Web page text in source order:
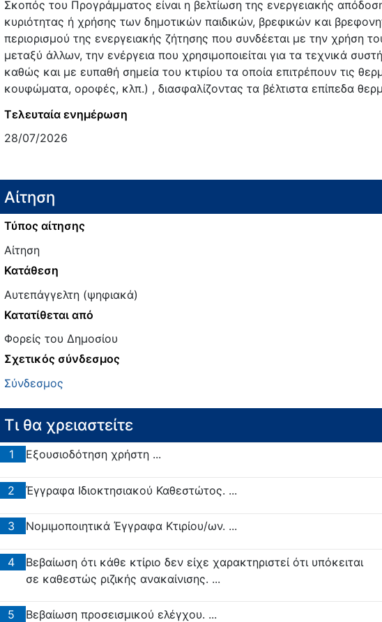
Σκοπός του Προγράμματος είναι η βελτίωση της ενεργειακής
κυριότητας ή χρήσης των δημοτικών παιδικών, βρεφικών και
περιορισμού της ενεργειακής ζήτησης που συνδέεται με την χρήση
μεταξύ άλλων, την ενέργεια που χρησιμοποιείται για τα τεχνικά
καθώς και με ευπαθή σημεία του κτιρίου τα οποία επιτρέπουν τις
κουφώματα, οροφές, κλπ.) , διασφαλίζοντας τα βέλτιστα επίπεδα
Τελευταία ενημέρωση
28/07/2026
Αίτηση
Τύπος αίτησης
Αίτηση
Κατάθεση
Αυτεπάγγελτη (ψηφιακά)
Κατατίθεται από
Φορείς του Δημοσίου
Σχετικός σύνδεσμος
Σύνδεσμος
Τι θα χρειαστείτε
1 Εξουσιοδότηση χρήστη ...
2 Έγγραφα Ιδιοκτησιακού Καθεστώτος. ...
3 Νομιμοποιητικά Έγγραφα Κτιρίου/ων. ...
4
Βεβαίωση ότι κάθε κτίριο δεν είχε χαρακτηριστεί ότι υπόκειται
σε καθεστώς ριζικής ανακαίνισης. ...
5 Βεβαίωση προσεισμικού ελέγχου. ...